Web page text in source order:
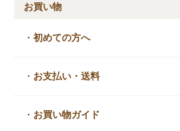
お買い物
・初めての方へ
・ お支払い・送料
・ お買い物ガイド